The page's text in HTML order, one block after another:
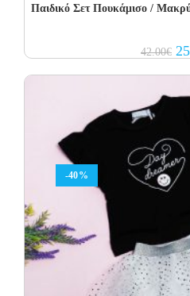
Παιδικό Σετ Πουκάμισο /
42.00€
-40%